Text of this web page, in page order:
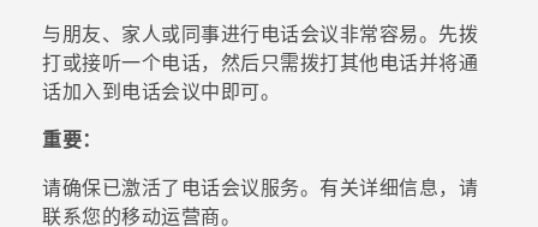
与朋友、家人或同事进行电话会议非常容易。先拨
打或接听一个电话，然后只需拨打其他电话并将通
话加入到电话会议中即可。
重要：
请确保已激活了电话会议服务。有关详细信息，请
联系您的移动运营商。